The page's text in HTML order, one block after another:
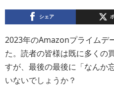
シェア
2023年のAmazonプライムデ
た。読者の皆様は既に多くの
すが、最後の最後に「なんか
いないでしょうか？